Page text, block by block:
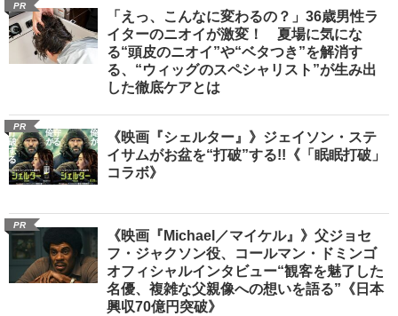
PR
「えっ、こんなに変わるの？」36歳男性ラ
イターのニオイが激変！ 夏場に気にな
る“頭皮のニオイ”や“ベタつき”を解消す
る、“ウィッグのスペシャリスト”が生み出
した徹底ケアとは
PR
《映画『シェルター』》ジェイソン・ステ
イサムがお盆を“打破”する!!《「眠眠打破」
コラボ》
PR
《映画『Michael／マイケル』》父ジョセ
フ・ジャクソン役、コールマン・ドミンゴ
オフィシャルインタビュー“観客を魅了した
名優、複雑な父親像への想いを語る”《日本
興収70億円突破》